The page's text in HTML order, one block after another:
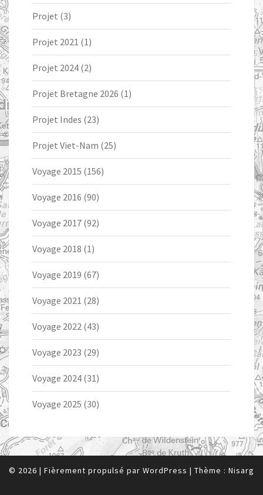
Projet (3)
Projet 2021 (1)
Projet 2024 (2)
Projet Bretagne 2026 (1)
Projet Indes (23)
Projet Viet-Nam (25)
Voyage 2015 (156)
Voyage 2016 (90)
Voyage 2017 (92)
Voyage 2018 (1)
Voyage 2019 (67)
Voyage 2021 (28)
Voyage 2022 (43)
Voyage 2023 (29)
Voyage 2024 (31)
Voyage 2025 (30)
© 2026 | Fièrement propulsé par WordPress | Thème : Nisarg